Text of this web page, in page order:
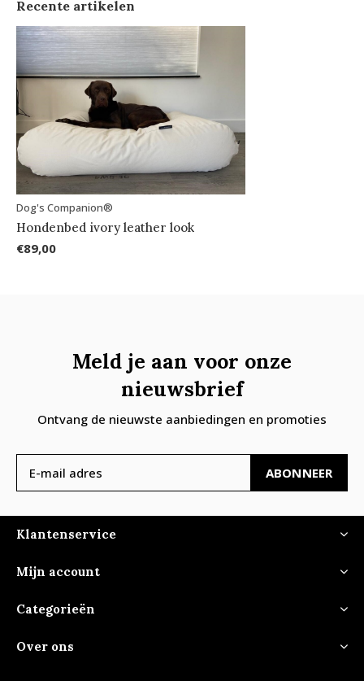
Recente artikelen
Dog's Companion®
Hondenbed ivory leather look
€89,00
Meld je aan voor onze
nieuwsbrief
Ontvang de nieuwste aanbiedingen en promoties
ABONNEER
Klantenservice
Mijn account
Categorieën
Over ons